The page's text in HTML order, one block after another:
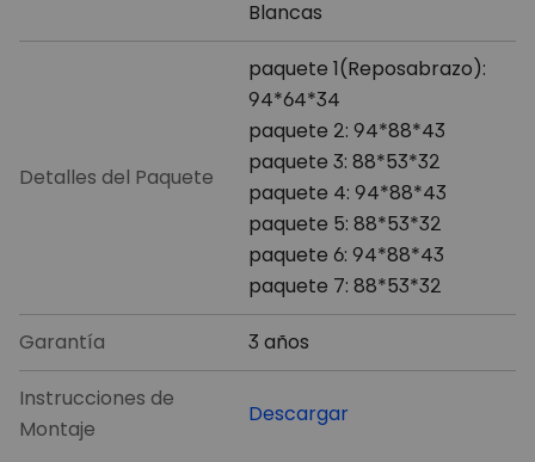
Blancas
Detalles del Paquete
paquete 1(Reposabrazo):
94*64*34
paquete 2: 94*88*43
paquete 3: 88*53*32
paquete 4: 94*88*43
paquete 5: 88*53*32
paquete 6: 94*88*43
paquete 7: 88*53*32
Garantía 3 años
Instrucciones de
Montaje
Descargar